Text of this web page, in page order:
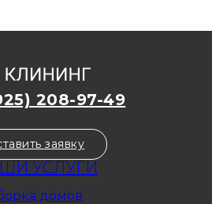
УСЛУГИ
домов
208-97-49
заявку